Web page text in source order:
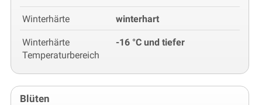
Winterhärte winterhart
Winterhärte
Temperaturbereich
-16 °C und tiefer
Blüten